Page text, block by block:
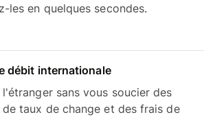
les en quelques secondes.
débit internationale
l'étranger sans vous soucier des
taux de change et des frais de